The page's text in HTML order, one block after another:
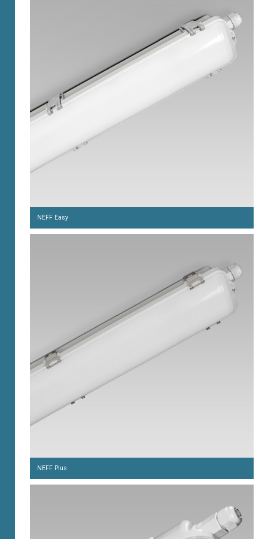
NEFF Easy
NEFF Plus